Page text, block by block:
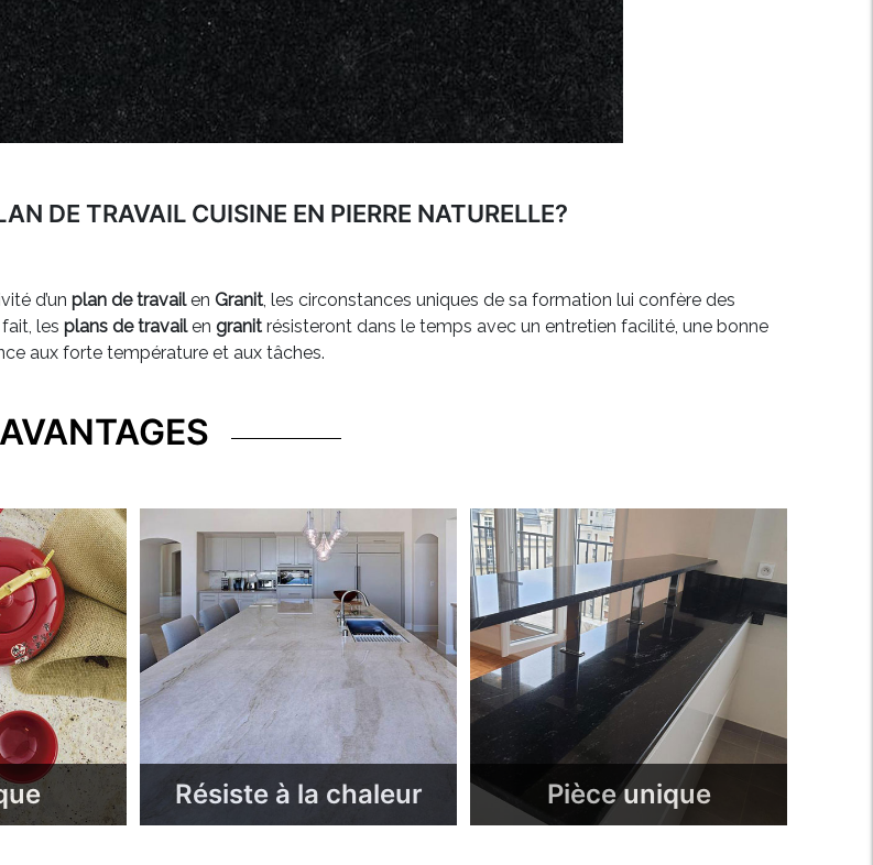
DE TRAVAIL CUISINE EN PIERRE NATURELLE?
d’un plan de travailen Granit, les circonstances uniques de sa formation lui confère des
les plans de travailen granitrésisteront dans le temps avec un entretien facilité, une bonne
aux forte température et aux tâches.
Résiste à la chaleur Pièce unique